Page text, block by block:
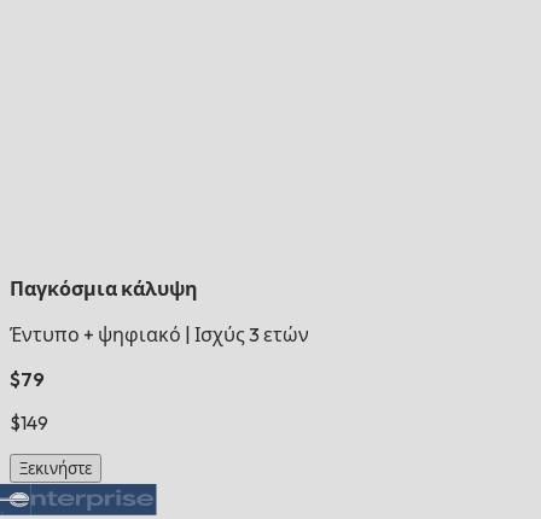
Παγκόσμια κάλυψη
Έντυπο + ψηφιακό Ισχύς 3 ετών
$79
$149
Ξεκινήστε